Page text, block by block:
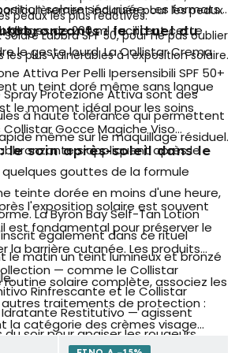
indiquée pour les peaux
peaux les plus réactives.
Solare Labbra SPF 50, pour ne pas oublier
les plus vulnérables à l'exposition solaire.
solaire sécurisée. Les formats
de 200 ml facilitent cette
le geste lourd. La Collistar Crema
Attiva Per Pelli Ipersensibili SPF 50+
Protezione Attiva sont des
à haute tolérance qui permettent
même sur le maquillage résiduel.
: le rituel du
un teint doré même sans longue
le moment idéal pour les soins
Collistar Gocce Magiche Viso
s'appliquent après le
gouttes de la formule
teinte dorée en moins d'une heure,
La Byron Bay Self-Tan Lotion
également dans ce rituel
le matin un teint lumineux et bronzé
le soin après-soleil dans le
l'exposition solaire est souvent
est fondamental pour préserver le
la barrière cutanée. Les produits
— comme le Collistar
Rinfrescante et le Collistar
Idratante Restitutivo — agissent
soir pour apaiser les rougeurs,
routine solaire complète, associez les
autres traitements de protection :
la catégorie des crèmes visage
sérums antioxydantspour renforcer